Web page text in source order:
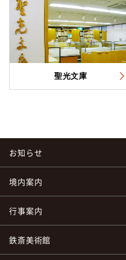
聖光文庫
お知らせ
境内案内
行事案内
鉄斎美術館